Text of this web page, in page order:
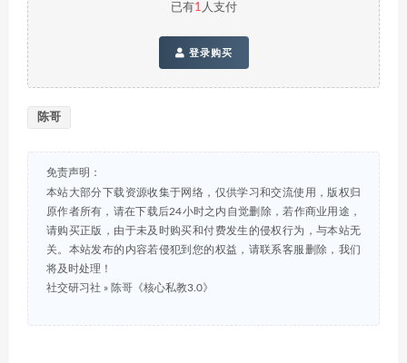
已有1 人支付
登录购买
陈哥
免责声明：
本站大部分下载资源收集于网络，仅供学习和交流使用，版权归
原作者所有，请在下载后24小时之内自觉删除，若作商业用途，
请购买正版，由于未及时购买和付费发生的侵权行为，与本站无
关。本站发布的内容若侵犯到您的权益，请联系客服删除，我们
将及时处理！
社交研习社 » 陈哥《核心私教3.0》